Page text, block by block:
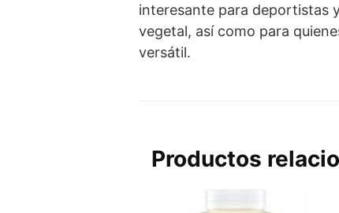
interesante para deportistas
vegetal, así como para
versátil.
Productos